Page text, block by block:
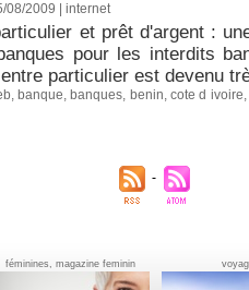
08/2009 internet
et prêt d'argent :
pour les interdits
particulier est devenu
, banque, banques, benin, cote d ivoire,
féminines, magazine feminin